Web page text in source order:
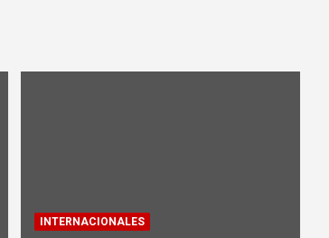
INTERNACIONALES